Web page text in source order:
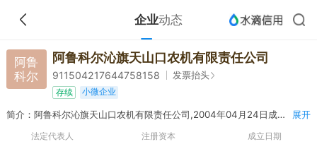
企业动态
阿鲁
科尔
阿鲁科尔沁旗天山口农机有限责任公司
911504217644758158 发票抬头
存续 小微企业
简介：阿鲁科尔沁旗天山口农机有限责任公司,2004年04月24日成立，经营范围包括许可经营项目：无 一般经营项目：成品油、滑润油、日用百货、烟酒茶糖、五金交电、日用化工 展开
法定代表人
注册资本 成立日期